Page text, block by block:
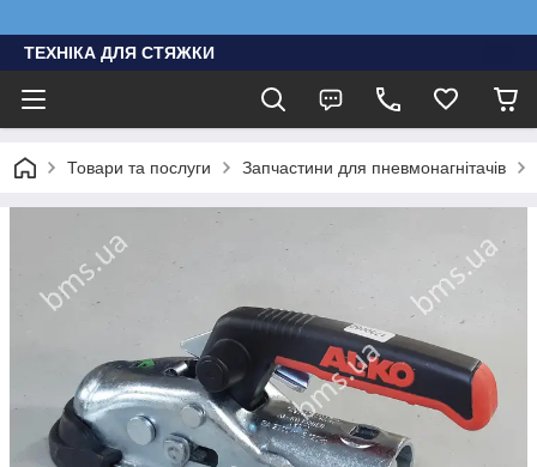
ТЕХНІКА ДЛЯ СТЯЖКИ
Товари та послуги Запчастини для пневмонагнітачів